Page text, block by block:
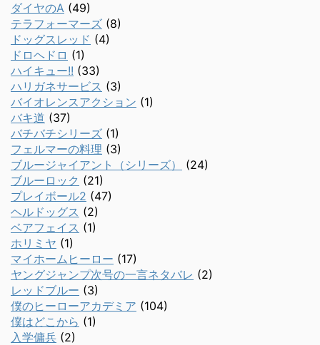
ダイヤのA (49)
テラフォーマーズ (8)
ドッグスレッド (4)
ドロヘドロ (1)
ハイキュー!! (33)
ハリガネサービス (3)
バイオレンスアクション (1)
バキ道 (37)
バチバチシリーズ (1)
フェルマーの料理 (3)
ブルージャイアント（シリーズ）
(24)
ブルーロック (21)
プレイボール2 (47)
ヘルドッグス (2)
ベアフェイス (1)
ホリミヤ (1)
マイホームヒーロー (17)
ヤングジャンプ次号の一言ネタバレ (2)
レッドブルー (3)
僕のヒーローアカデミア (104)
僕はどこから (1)
入学傭兵 (2)